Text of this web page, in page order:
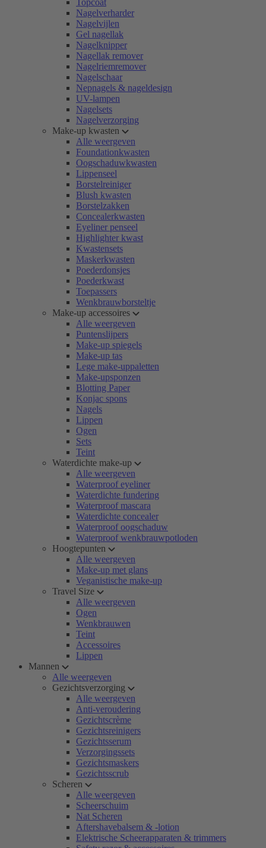
Topcoat
Nagelverharder
Nagelvijlen
Gel nagellak
Nagelknipper
Nagellak remover
Nagelriemremover
Nagelschaar
Nepnagels & nageldesign
UV-lampen
Nagelsets
Nagelverzorging
Make-up kwasten
Alle weergeven
Foundationkwasten
Oogschaduwkwasten
Lippenseel
Borstelreiniger
Blush kwasten
Borstelzakken
Concealerkwasten
Eyeliner penseel
Highlighter kwast
Kwastensets
Maskerkwasten
Poederdonsjes
Poederkwast
Toepassers
Wenkbrauwborsteltje
Make-up accessoires
Alle weergeven
Puntenslijpers
Make-up spiegels
Make-up tas
Lege make-uppaletten
Make-upsponzen
Blotting Paper
Konjac spons
Nagels
Lippen
Ogen
Sets
Teint
Waterdichte make-up
Alle weergeven
Waterproof eyeliner
Waterdichte fundering
Waterproof mascara
Waterdichte concealer
Waterproof oogschaduw
Waterproof wenkbrauwpotloden
Hoogtepunten
Alle weergeven
Make-up met glans
Veganistische make-up
Travel Size
Alle weergeven
Ogen
Wenkbrauwen
Teint
Accessoires
Lippen
Mannen
Alle weergeven
Gezichtsverzorging
Alle weergeven
Anti-veroudering
Gezichtscrème
Gezichtsreinigers
Gezichtsserum
Verzorgingssets
Gezichtsmaskers
Gezichtsscrub
Scheren
Alle weergeven
Scheerschuim
Nat Scheren
Aftershavebalsem & -lotion
Elektrische Scheerapparaten & trimmers